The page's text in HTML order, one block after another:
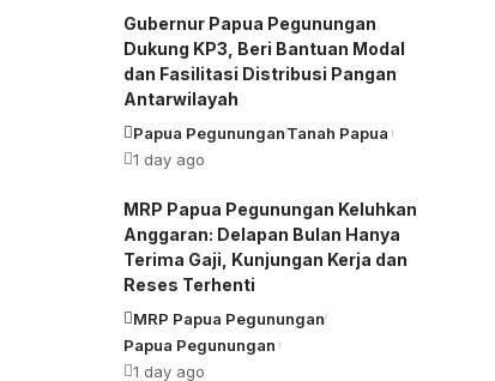
Gubernur Papua Pegunungan
Dukung KP3, Beri Bantuan Modal
dan Fasilitasi Distribusi Pangan
Antarwilayah
Papua PegununganTanah Papua
1 day ago
MRP Papua Pegunungan Keluhkan
Anggaran: Delapan Bulan Hanya
Terima Gaji, Kunjungan Kerja dan
Reses Terhenti
MRP Papua Pegunungan
Papua Pegunungan
1 day ago